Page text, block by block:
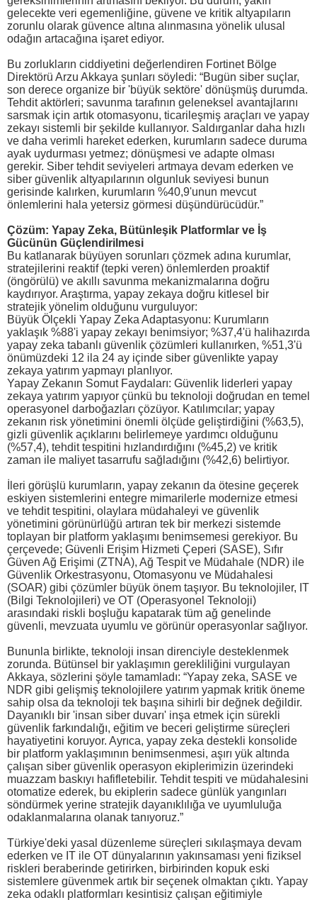
gelecekte veri egemenliğine, güvene ve kritik altyapıların
zorunlu olarak güvence altına alınmasına yönelik ulusal
odağın artacağına işaret ediyor.
Bu zorlukların ciddiyetini değerlendiren Fortinet Bölge
Direktörü Arzu Akkaya şunları söyledi: “Bugün siber suçlar,
son derece organize bir 'büyük sektöre' dönüşmüş durumda.
Tehdit aktörleri; savunma tarafının geleneksel avantajlarını
sarsmak için artık otomasyonu, ticarileşmiş araçları ve yapay
zekayı sistemli bir şekilde kullanıyor. Saldırganlar daha hızlı
ve daha verimli hareket ederken, kurumların sadece duruma
ayak uydurması yetmez; dönüşmesi ve adapte olması
gerekir. Siber tehdit seviyeleri artmaya devam ederken ve
siber güvenlik altyapılarının olgunluk seviyesi bunun
gerisinde kalırken, kurumların %40,9'unun mevcut
önlemlerini hala yetersiz görmesi düşündürücüdür.”
Çözüm: Yapay Zeka, Bütünleşik Platformlar ve İş
Gücünün Güçlendirilmesi
Bu katlanarak büyüyen sorunları çözmek adına kurumlar,
stratejilerini reaktif (tepki veren) önlemlerden proaktif
(öngörülü) ve akıllı savunma mekanizmalarına doğru
kaydırıyor. Araştırma, yapay zekaya doğru kitlesel bir
stratejik yönelim olduğunu vurguluyor:
Büyük Ölçekli Yapay Zeka Adaptasyonu: Kurumların
yaklaşık %88'i yapay zekayı benimsiyor; %37,4'ü halihazırda
yapay zeka tabanlı güvenlik çözümleri kullanırken, %51,3'ü
önümüzdeki 12 ila 24 ay içinde siber güvenlikte yapay
zekaya yatırım yapmayı planlıyor.
Yapay Zekanın Somut Faydaları: Güvenlik liderleri yapay
zekaya yatırım yapıyor çünkü bu teknoloji doğrudan en temel
operasyonel darboğazları çözüyor. Katılımcılar; yapay
zekanın risk yönetimini önemli ölçüde geliştirdiğini (%63,5),
gizli güvenlik açıklarını belirlemeye yardımcı olduğunu
(%57,4), tehdit tespitini hızlandırdığını (%45,2) ve kritik
zaman ile maliyet tasarrufu sağladığını (%42,6) belirtiyor.
İleri görüşlü kurumların, yapay zekanın da ötesine geçerek
eskiyen sistemlerini entegre mimarilerle modernize etmesi
ve tehdit tespitini, olaylara müdahaleyi ve güvenlik
yönetimini görünürlüğü artıran tek bir merkezi sistemde
toplayan bir platform yaklaşımı benimsemesi gerekiyor. Bu
çerçevede; Güvenli Erişim Hizmeti Çeperi (SASE), Sıfır
Güven Ağ Erişimi (ZTNA), Ağ Tespit ve Müdahale (NDR) ile
Güvenlik Orkestrasyonu, Otomasyonu ve Müdahalesi
(SOAR) gibi çözümler büyük önem taşıyor. Bu teknolojiler, IT
(Bilgi Teknolojileri) ve OT (Operasyonel Teknoloji)
arasındaki riskli boşluğu kapatarak tüm ağ genelinde
güvenli, mevzuata uyumlu ve görünür operasyonlar sağlıyor.
Bununla birlikte, teknoloji insan direnciyle desteklenmek
zorunda. Bütünsel bir yaklaşımın gerekliliğini vurgulayan
Akkaya, sözlerini şöyle tamamladı: “Yapay zeka, SASE ve
NDR gibi gelişmiş teknolojilere yatırım yapmak kritik öneme
sahip olsa da teknoloji tek başına sihirli bir değnek değildir.
Dayanıklı bir 'insan siber duvarı' inşa etmek için sürekli
güvenlik farkındalığı, eğitim ve beceri geliştirme süreçleri
hayatiyetini koruyor. Ayrıca, yapay zeka destekli konsolide
bir platform yaklaşımının benimsenmesi, aşırı yük altında
çalışan siber güvenlik operasyon ekiplerimizin üzerindeki
muazzam baskıyı hafifletebilir. Tehdit tespiti ve müdahalesini
otomatize ederek, bu ekiplerin sadece günlük yangınları
söndürmek yerine stratejik dayanıklılığa ve uyumluluğa
odaklanmalarına olanak tanıyoruz.”
Türkiye'deki yasal düzenleme süreçleri sıkılaşmaya devam
ederken ve IT ile OT dünyalarının yakınsaması yeni fiziksel
riskleri beraberinde getirirken, birbirinden kopuk eski
sistemlere güvenmek artık bir seçenek olmaktan çıktı. Yapay
zeka odaklı platformları kesintisiz çalışan eğitimiyle